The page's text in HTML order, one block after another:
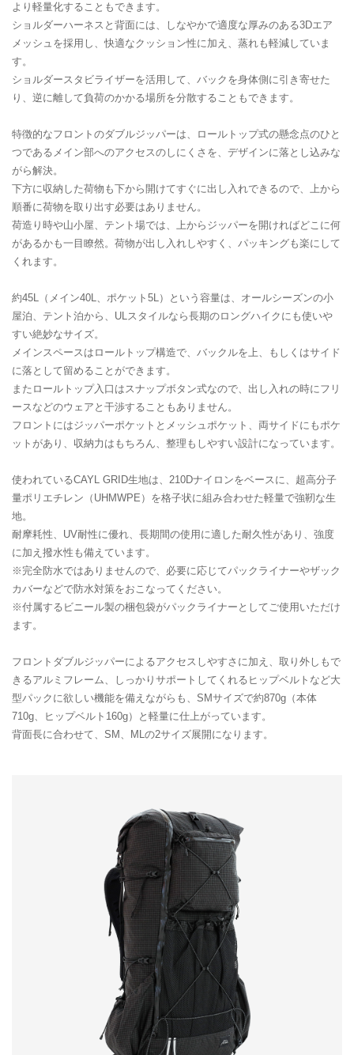
より軽量化することもできます。
ショルダーハーネスと背面には、しなやかで適度な厚みのある3Dエア
メッシュを採用し、快適なクッション性に加え、蒸れも軽減していま
す。
ショルダースタビライザーを活用して、バックを身体側に引き寄せた
り、逆に離して負荷のかかる場所を分散することもできます。
特徴的なフロントのダブルジッパーは、ロールトップ式の懸念点のひと
つであるメイン部へのアクセスのしにくさを、デザインに落とし込みな
がら解決。
下方に収納した荷物も下から開けてすぐに出し入れできるので、上から
順番に荷物を取り出す必要はありません。
荷造り時や山小屋、テント場では、上からジッパーを開ければどこに何
があるかも一目瞭然。荷物が出し入れしやすく、パッキングも楽にして
くれます。
約45L（メイン40L、ポケット5L）という容量は、オールシーズンの小
屋泊、テント泊から、ULスタイルなら長期のロングハイクにも使いや
すい絶妙なサイズ。
メインスペースはロールトップ構造で、バックルを上、もしくはサイド
に落として留めることができます。
またロールトップ入口はスナップボタン式なので、出し入れの時にフリ
ースなどのウェアと干渉することもありません。
フロントにはジッパーポケットとメッシュポケット、両サイドにもポケ
ットがあり、収納力はもちろん、整理もしやすい設計になっています。
使われているCAYL GRID生地は、210Dナイロンをベースに、超高分子
量ポリエチレン（UHMWPE）を格子状に組み合わせた軽量で強靭な生
地。
耐摩耗性、UV耐性に優れ、長期間の使用に適した耐久性があり、強度
に加え撥水性も備えています。
※完全防水ではありませんので、必要に応じてパックライナーやザック
カバーなどで防水対策をおこなってください。
※付属するビニール製の梱包袋がパックライナーとしてご使用いただけ
ます。
フロントダブルジッパーによるアクセスしやすさに加え、取り外しもで
きるアルミフレーム、しっかりサポートしてくれるヒップベルトなど大
型パックに欲しい機能を備えながらも、SMサイズで約870g（本体
710g、ヒップベルト160g）と軽量に仕上がっています。
背面長に合わせて、SM、MLの2サイズ展開になります。